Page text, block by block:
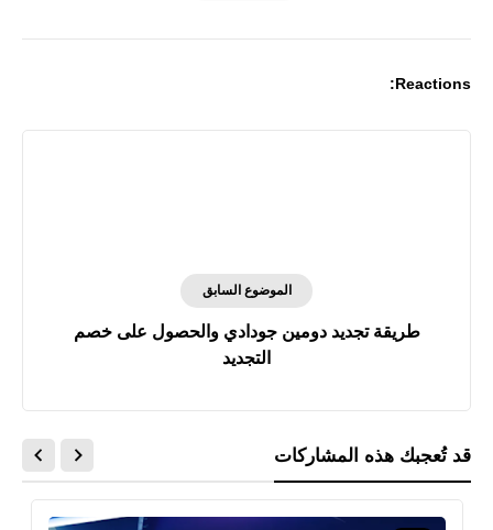
Reactions:
الموضوع السابق
طريقة تجديد دومين جودادي والحصول على خصم
التجديد
قد تُعجبك هذه المشاركات